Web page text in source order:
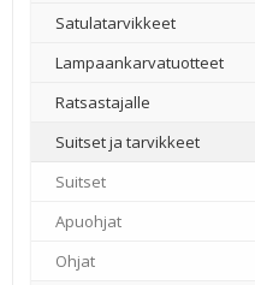
Satulatarvikkeet
–
Lampaankarvatuotteet
Ratsastajalle
Suitset ja tarvikkeet
Suitset
Apuohjat
Ohjat